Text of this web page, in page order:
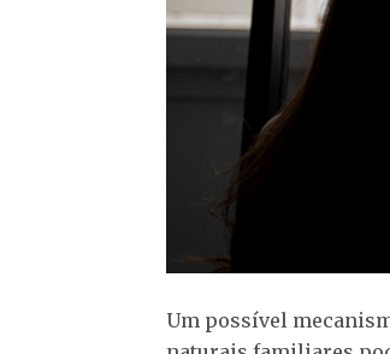
Um possível